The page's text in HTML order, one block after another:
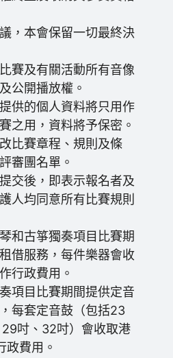
，本會保留一切最終決
賽及有關活動所有音像
公開播放權。
供的個人資料將只用作
之用，資料將予保密。
比賽章程、規則及條
審團名單。
交後，即表示報名者及
人均同意所有比賽規則
和古箏獨奏項目比賽期
借服務，每件樂器會收
作行政費用。
項目比賽期間提供定音
每套定音鼓（包括23
吋、32吋）會收取港
政費用。